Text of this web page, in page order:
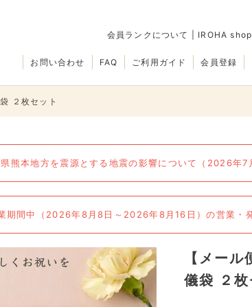
会員ランクについて IROHA
会員登録
ご利用ガイド
FAQ
お問い合わせ
２枚セット
熊本地方を震源とする地震の影響について（2026年7
期間中（2026年8月8日～2026年8月16日）の営業・
【メー
儀袋 ２枚